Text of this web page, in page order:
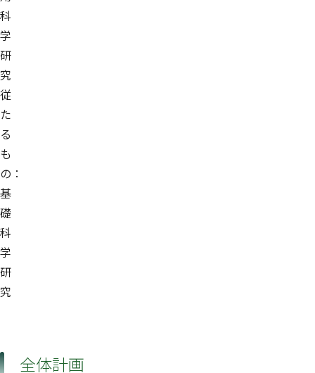
科
学
研
究
従
た
る
も
の：
基
礎
科
学
研
究
全体計画